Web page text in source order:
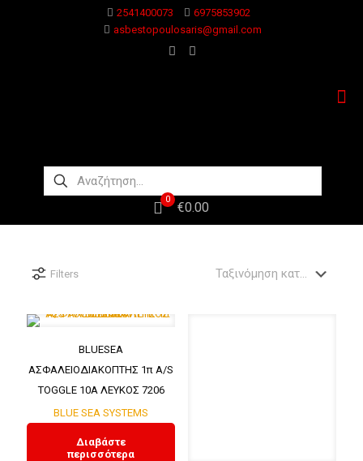
2541400073
6975853902
asbestopoulosaris@gmail.com
0
€0.00
Filters
BLUESEA
ΑΣΦΑΛΕΙΟΔΙΑΚΟΠΤΗΣ 1π A/S
TOGGLE 10A ΛΕΥΚΟΣ 7206
BLUE SEA SYSTEMS
Διαβάστε
περισσότερα